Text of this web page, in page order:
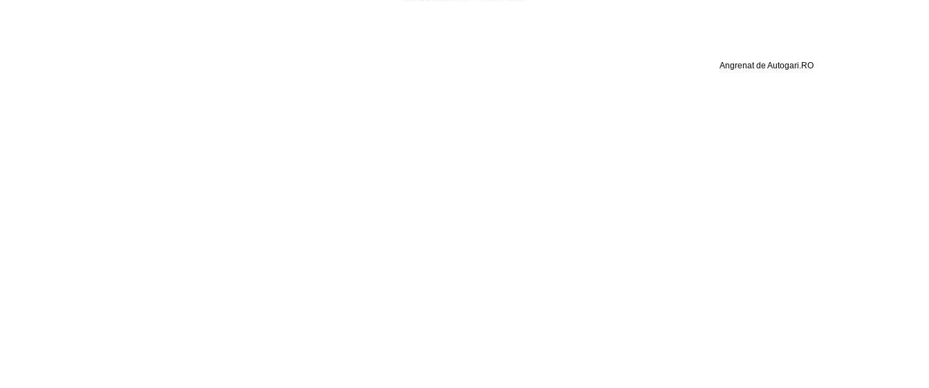
Angrenat de Autogari.RO